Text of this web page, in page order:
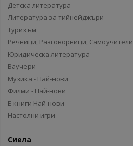
Детска литература
Литература за тийнейджъри
Туризъм
Речници, Разговорници, Самоучители
Юридическа литература
Ваучери
Музика - Най-нови
Филми - Най-нови
Е-книги Най-нови
Настолни игри
Сиела